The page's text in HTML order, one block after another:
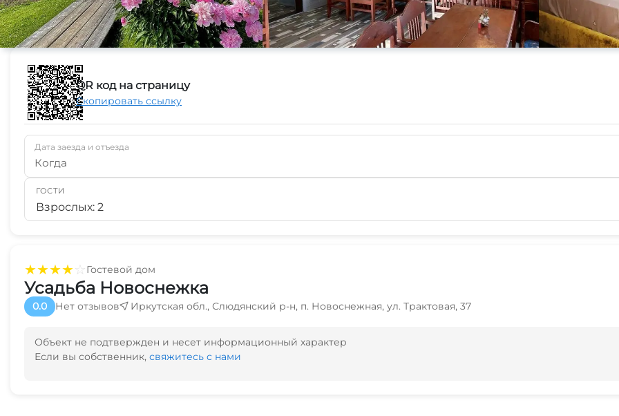
★★★★☆Гостевой дом
Усадьба Новоснежка
0.0 Нет отзывов Иркутская обл., Слюдянский р-н, п. Новоснежная, ул. Трактовая, 37
Объект не подтвержден и несет информационный характер
Если вы собственник, свяжитесь с нами
QR код на страницу
Скопировать ссылку
Дата заезда и отъезда
Когда
ГОСТИ
Взрослых: 2